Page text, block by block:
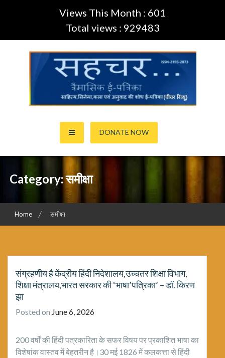
Views This Month : 601
Total views : 929483
सहचर ई-पत्रिका… (ISSN:2395-
2873)
DONATE NOW
Category:समीक्षा
Home समीक्षा
संग्रहणीय है केंद्रीय हिंदी निदेशालय,उच्चतर शिक्षा विभाग,
शिक्षा मंत्रालय,भारत सरकार की ‘भाषा’पत्रिका’ – डॉ. किरण
झा
Posted on June 6, 2026
200 वर्षों की हिंदी पत्रकारिता के सफर विषय पर प्रकाशित भाषा का
विशेषांक वास्तव में बेहतरीन है।30 मई 1826 में कलकत्ता से हिंदी